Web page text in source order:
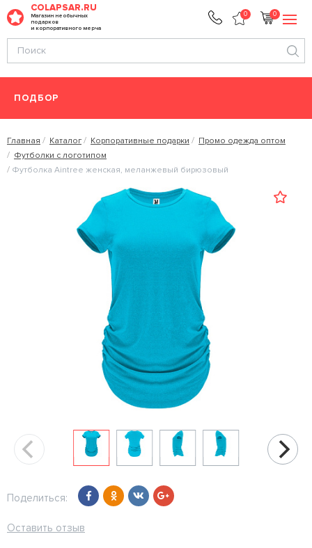
COLAPSAR.RU
Магазин необычных
подарков
и корпоративного мерча
0 0
ПОДБОР
Главная Каталог Корпоративные подарки
Промо одежда оптом
Футболки с логотипом
Футболка Aintree женская, меланжевый бирюзовый
Поделиться:
Оставить отзыв